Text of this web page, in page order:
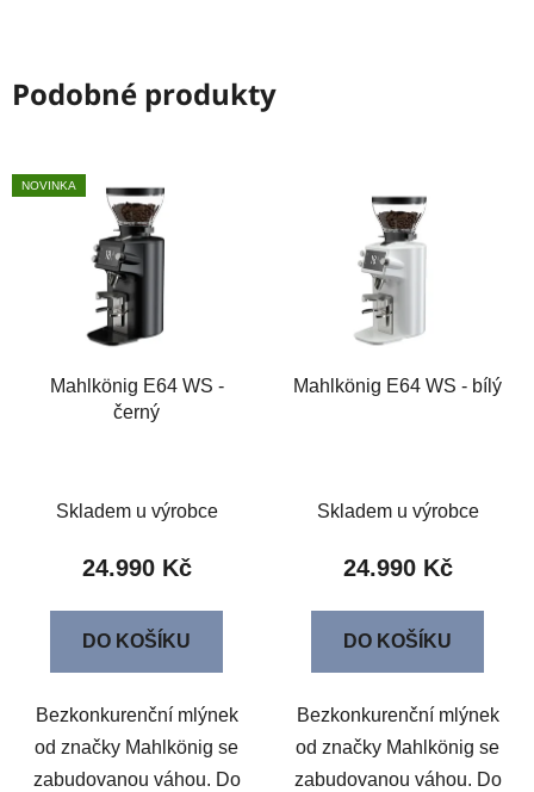
Podobné produkty
NOVINKA
Mahlkönig E64 WS -
černý
Skladem u výrobce
24.990 Kč
DO KOŠÍKU
Bezkonkurenční mlýnek
od značky Mahlkönig se
zabudovanou váhou. Do
Mahlkönig E64 WS - bílý
Skladem u výrobce
24.990 Kč
DO KOŠÍKU
Bezkonkurenční mlýnek
od značky Mahlkönig se
zabudovanou váhou. Do